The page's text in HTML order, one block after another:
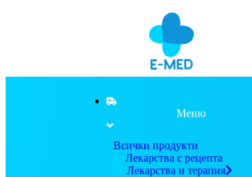
Меню
Всички продукти
Лекарства с рецепта
Лекарства и терапия